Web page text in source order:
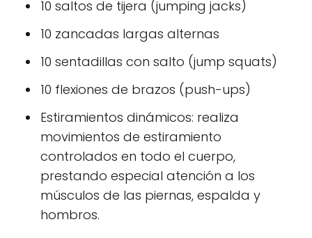
10 saltos de tijera (jumping jacks)
10 zancadas largas alternas
10 sentadillas con salto (jump squats)
10 flexiones de brazos (push-ups)
Estiramientos dinámicos: realiza
movimientos de estiramiento
controlados en todo el cuerpo,
prestando especial atención a los
músculos de las piernas, espalda y
hombros.